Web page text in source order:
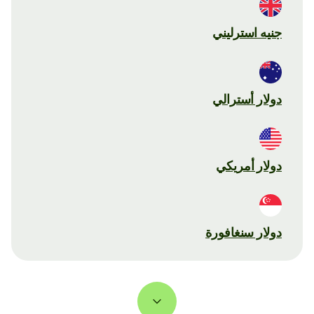
جنيه استرليني
دولار أسترالي
دولار أمريكي
دولار سنغافورة